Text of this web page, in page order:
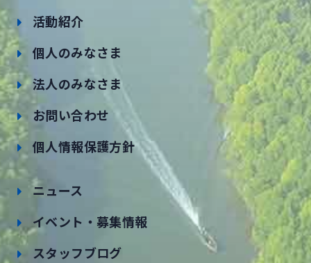
活動紹介
個人のみなさま
法人のみなさま
お問い合わせ
個人情報保護方針
ニュース
イベント・募集情報
スタッフブログ